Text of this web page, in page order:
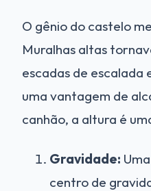
O gênio do castelo
Muralhas altas
escadas de escalada
uma vantagem de
canhão, a altura é
Gravidade:
centro de